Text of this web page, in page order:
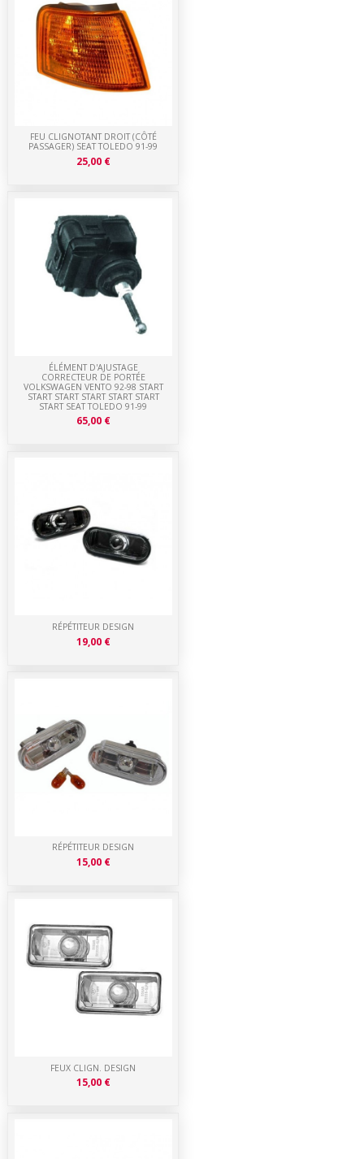
FEUX CLIGN. DESIGN
15,00 €
RÉPÉTITEUR DESIGN
15,00 €
RÉPÉTITEUR DESIGN
19,00 €
ÉLÉMENT D'AJUSTAGE
CORRECTEUR DE PORTÉE
VOLKSWAGEN VENTO 92-98 START
START START START START START
START SEAT TOLEDO 91-99
65,00 €
FEU CLIGNOTANT DROIT (CÔTÉ
PASSAGER) SEAT TOLEDO 91-99
25,00 €